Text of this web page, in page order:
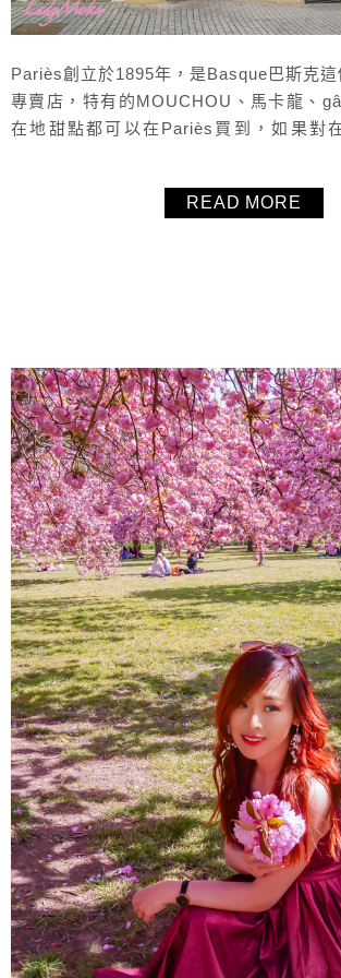
Pariès創立於1895年，是Basque巴斯克
專賣店，特有的MOUCHOU、馬卡龍、
在地甜點都可以在Pariès買到，如果對
甜點，滿有趣的，但可麗露就覺得滿失敗
READ MORE
About